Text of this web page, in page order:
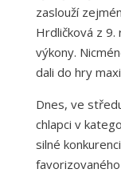
zaslouží
Hrdličková z 9.
výkony.
dali do hry
Dnes, ve
chlapci v
silné